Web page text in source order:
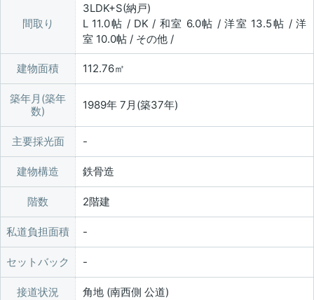
間取り
3LDK+S(納戸)
L 11.0帖 / DK / 和室 6.0帖 / 洋室 13.5帖 / 洋
室 10.0帖 / その他 /
建物面積 112.76㎡
築年月(築年
数)
1989年 7月(築37年)
主要採光面
建物構造 鉄骨造
階数 2階建
私道負担面積
セットバック
接道状況 角地 (南西側 公道)